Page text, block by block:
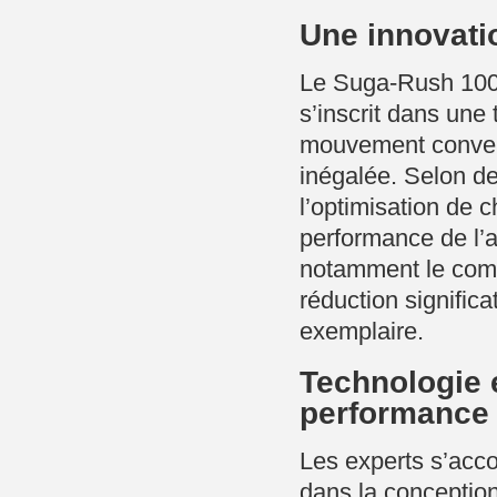
Une
Le Suga-Rush
s’inscrit dans
mouvement
inégalée. Selon
l’optimisation de
performance de
notamment le
réduction
exemplaire.
Technologie
performance
Les experts